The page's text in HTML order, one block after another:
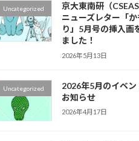
Uncategorized
京大東南研（
ニューズレター「
り」5月号の挿入画
ました！
2026年5月13日
Uncategorized
2026年5月のイベン
お知らせ
2026年4月17日